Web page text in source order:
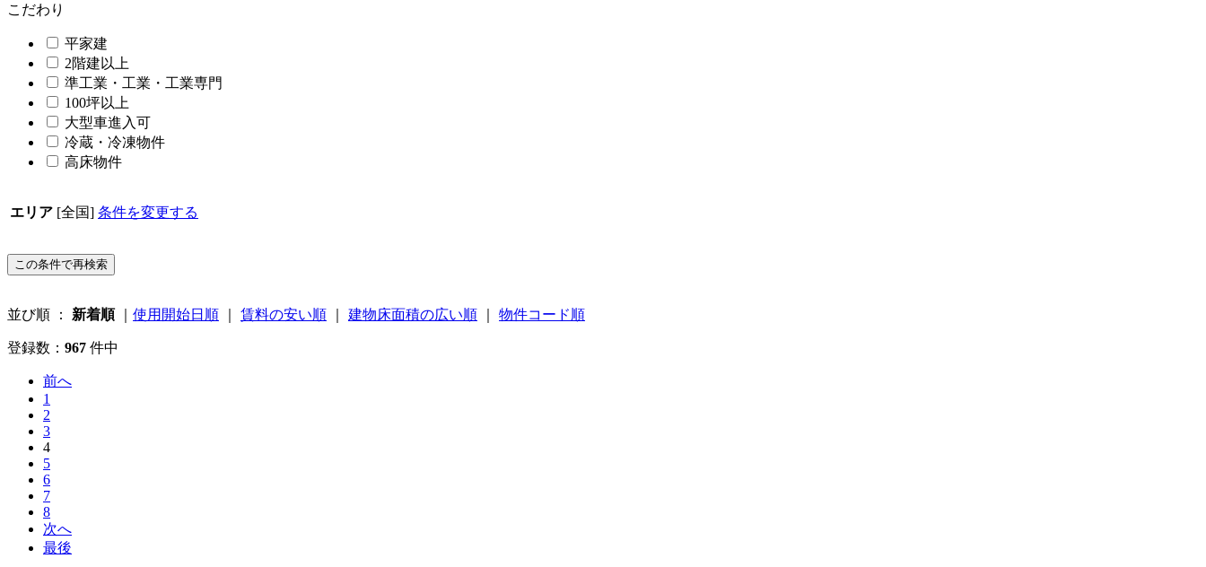
こだわり
平家建
2階建以上
準工業・工業・工業専門
100坪以上
大型車進入可
冷蔵・冷凍物件
高床物件
エリア [全国] 条件を変更する
並び順 ： 新着順｜ 使用開始日順 賃料の安い順 建物床面積の広い順 物件コード順
登録数： 967 件中
前へ
1
2
3
4
5
6
7
8
次へ
最後